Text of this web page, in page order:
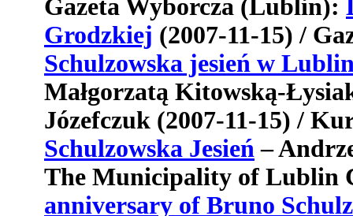
Gazeta Wyborcza (Lublin):
Grodzkiej (2007-11-15) /
Schulzowska jesień w
Małgorzatą Kitowską-
Józefczuk (2007-11-15) /
Schulzowska Jesień –
The Municipality of Lublin
anniversary of Bruno Schulz